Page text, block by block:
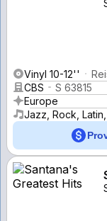
Vinyl 10-12''
CBS
S 63815
Europe
Jazz, Rock,